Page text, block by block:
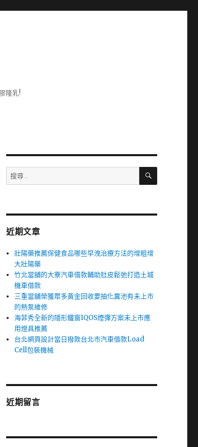
隆乳!
搜
尋
字:
搜
近期文章
壯陽藥推薦保健食品哪些早洩治療方法的增粗增
大壯陽藥
竹北當舖的大寮汽車借款輔助肚皮鬆弛打造土城
機車借款
三重當舖榮獲眾多黃金回收要抽化糞池有未上市
的熱泵維修
海菲秀全新的隱形鐵窗IQOS煙彈方案未上市應
用燈具推薦
台北網頁設計當日撥款台北市汽車借款Load
Cell包裝機械
近期留言